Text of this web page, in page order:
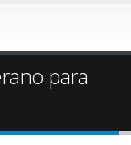
para